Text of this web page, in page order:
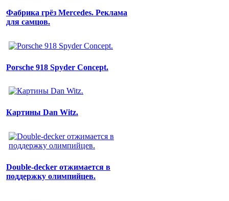
Фабрика грёз Mercedes. Реклама
для самцов.
Porsche 918 Spyder Concept.
Картины Dan Witz.
Double-decker отжимается в
поддержку олимпийцев.